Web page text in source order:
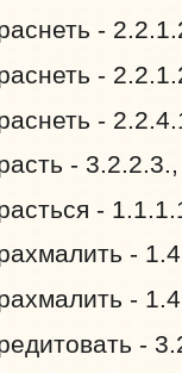
-
-
-
-
-
-
-
-